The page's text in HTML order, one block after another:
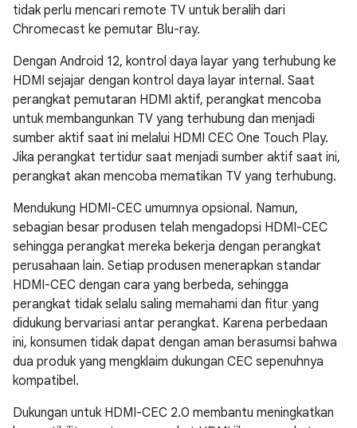
tidak perlu mencari remote TV untuk beralih dari
Chromecast ke pemutar Blu-ray.
Dengan Android 12, kontrol daya layar yang terhubung ke
HDMI sejajar dengan kontrol daya layar internal. Saat
perangkat pemutaran HDMI aktif, perangkat mencoba
untuk membangunkan TV yang terhubung dan menjadi
sumber aktif saat ini melalui HDMI CEC One Touch Play.
Jika perangkat tertidur saat menjadi sumber aktif saat ini,
perangkat akan mencoba mematikan TV yang terhubung.
Mendukung HDMI-CEC umumnya opsional. Namun,
sebagian besar produsen telah mengadopsi HDMI-CEC
sehingga perangkat mereka bekerja dengan perangkat
perusahaan lain. Setiap produsen menerapkan standar
HDMI-CEC dengan cara yang berbeda, sehingga
perangkat tidak selalu saling memahami dan fitur yang
didukung bervariasi antar perangkat. Karena perbedaan
ini, konsumen tidak dapat dengan aman berasumsi bahwa
dua produk yang mengklaim dukungan CEC sepenuhnya
kompatibel.
Dukungan untuk HDMI-CEC 2.0 membantu meningkatkan